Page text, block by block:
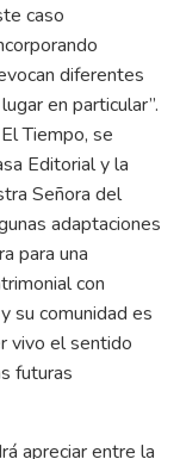
caso
diferentes
en particular”.
Tiempo, se
Editorial y la
Señora del
adaptaciones
para una
con
su comunidad es
vivo el sentido
futuras
apreciar entre la